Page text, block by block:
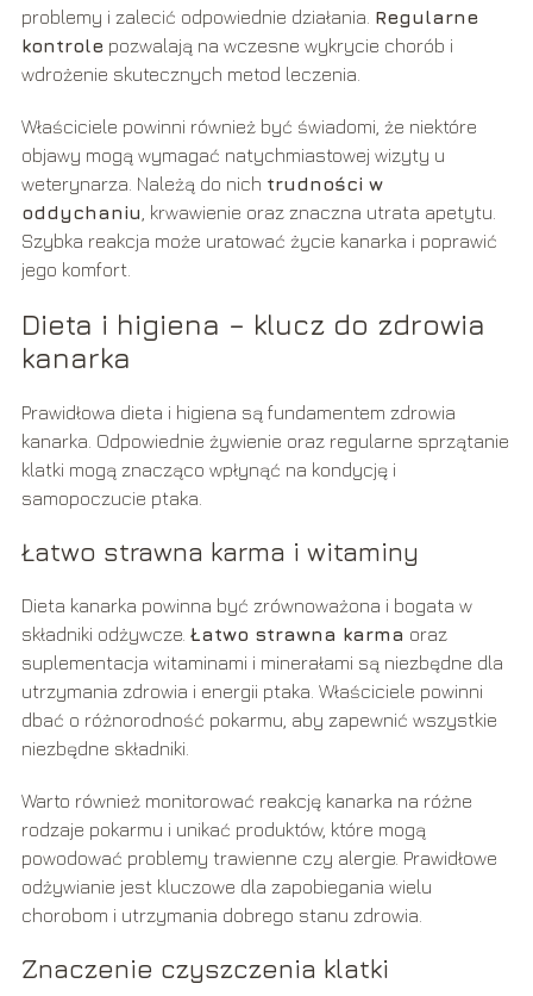
problemy i zalecić odpowiednie działania. Regularne
kontrolepozwalają na wczesne wykrycie chorób i
wdrożenie skutecznych metod leczenia.
Właściciele powinni również być świadomi, że niektóre
objawy mogą wymagać natychmiastowej wizyty u
weterynarza. Należą do nich trudności w
oddychaniu , krwawienie oraz znaczna utrata apetytu.
Szybka reakcja może uratować życie kanarka i poprawić
jego komfort.
Dieta i higiena – klucz do zdrowia
kanarka
Prawidłowa dieta i higiena są fundamentem zdrowia
kanarka. Odpowiednie żywienie oraz regularne sprzątanie
klatki mogą znacząco wpłynąć na kondycję i
samopoczucie ptaka.
Łatwo strawna karma i witaminy
Dieta kanarka powinna być zrównoważona i bogata w
składniki odżywcze. Łatwo strawna karma oraz
suplementacja witaminami i minerałami są niezbędne dla
utrzymania zdrowia i energii ptaka. Właściciele powinni
dbać o różnorodność pokarmu, aby zapewnić wszystkie
niezbędne składniki.
Warto również monitorować reakcję kanarka na różne
rodzaje pokarmu i unikać produktów, które mogą
powodować problemy trawienne czy alergie. Prawidłowe
odżywianie jest kluczowe dla zapobiegania wielu
chorobom i utrzymania dobrego stanu zdrowia.
Znaczenie czyszczenia klatki